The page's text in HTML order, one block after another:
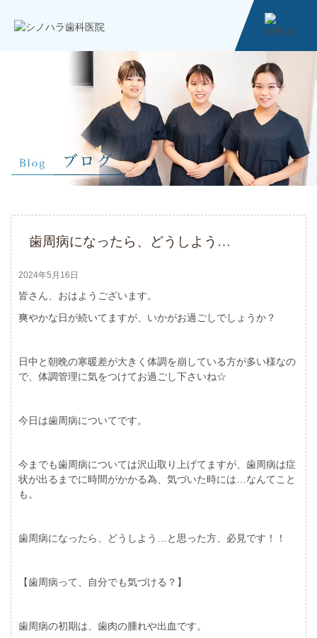
歯周病になったら、どうしよう…
2024年5月16日
皆さん、おはようございます。
爽やかな日が続いてますが、いかがお過ごしでしょうか？
日中と朝晩の寒暖差が大きく体調を崩している方が多い様なの
で、体調管理に気をつけてお過ごし下さいね☆
今日は歯周病についてです。
今までも歯周病については沢山取り上げてますが、歯周病は症
状が出るまでに時間がかかる為、気づいた時には…なんてこと
も。
歯周病になったら、どうしよう…と思った方、必見です！！
【歯周病って、自分でも気づける？】
歯周病の初期は、歯肉の腫れや出血です。